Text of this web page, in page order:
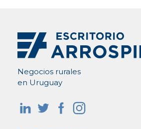
Negocios rurales
en Uruguay